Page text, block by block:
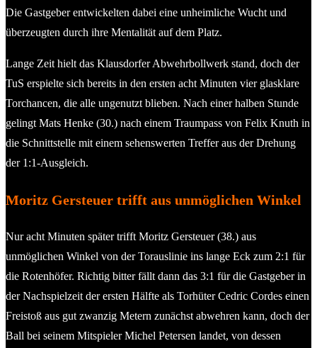
Die Gastgeber entwickelten dabei eine unheimliche Wucht und
überzeugten durch ihre Mentalität auf dem Platz.
Lange Zeit hielt das Klausdorfer Abwehrbollwerk stand, doch der
TuS erspielte sich bereits in den ersten acht Minuten vier glasklare
Torchancen, die alle ungenutzt blieben. Nach einer halben Stunde
gelingt Mats Henke (30.) nach einem Traumpass von Felix Knuth in
die Schnittstelle mit einem sehenswerten Treffer aus der Drehung
der 1:1-Ausgleich.
Moritz Gersteuer trifft aus unmöglichen Winkel
Nur acht Minuten später trifft Moritz Gersteuer (38.) aus
unmöglichen Winkel von der Torauslinie ins lange Eck zum 2:1 für
die Rotenhöfer. Richtig bitter fällt dann das 3:1 für die Gastgeber in
der Nachspielzeit der ersten Hälfte als Torhüter Cedric Cordes einen
Freistoß aus gut zwanzig Metern zunächst abwehren kann, doch der
Ball bei seinem Mitspieler Michel Petersen landet, von dessen